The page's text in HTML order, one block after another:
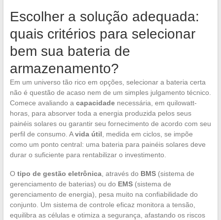
Escolher a solução adequada:
quais critérios para selecionar
bem sua bateria de
armazenamento?
Em um universo tão rico em opções, selecionar a bateria certa
não é questão de acaso nem de um simples julgamento técnico.
Comece avaliando a capacidadenecessária, em quilowatt-
horas, para absorver toda a energia produzida pelos seus
painéis solares ou garantir seu fornecimento de acordo com seu
perfil de consumo. Avida útil , medida em ciclos, se impõe
como um ponto central: uma bateria para painéis solares deve
durar o suficiente para rentabilizar o investimento.
O tipo de gestão eletrônica, através do BMS(sistema de
gerenciamento de baterias) ou do EMS(sistema de
gerenciamento de energia), pesa muito na confiabilidade do
conjunto. Um sistema de controle eficaz monitora a tensão,
equilibra as células e otimiza a segurança, afastando os riscos